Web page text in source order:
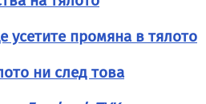
промяна в тялото
ни след това